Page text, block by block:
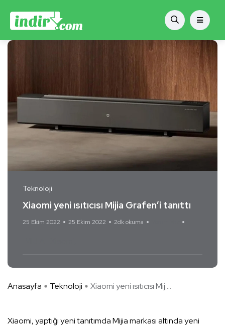
Teknoloji
Xiaomi yeni ısıtıcısı Mijia Grafen’i tanıttı
25 Ekim 2022 25 Ekim 2022 2dk okuma
Anasayfa Teknoloji Xiaomi yeni ısıtıcısı Mij ...
Xiaomi, yaptığı yeni tanıtımda Mijia markası altında yeni